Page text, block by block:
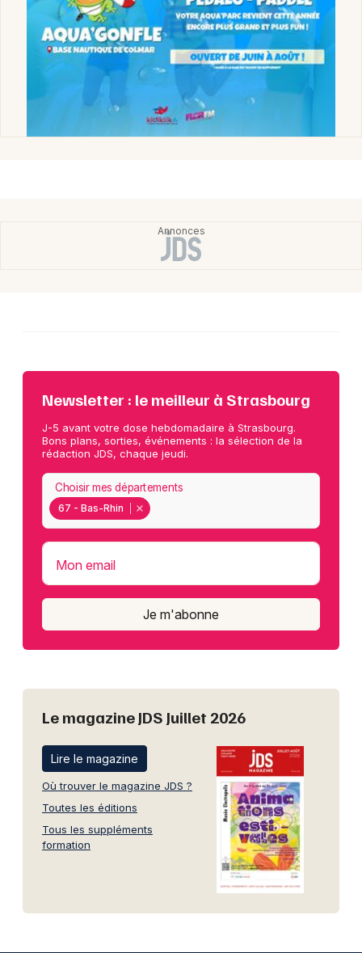
Newsletter : le meilleur à Strasbourg
J-5 avant votre dose hebdomadaire à Strasbourg.
Bons plans, sorties, événements : la sélection de la
rédaction JDS, chaque jeudi.
67 - Bas-Rhin
Choisir mes départements
Mon email
Je m'abonne
Le magazine JDS Juillet 2026
Lire le magazine
Où trouver le magazine JDS ?
Toutes les éditions
Tous les suppléments
formation